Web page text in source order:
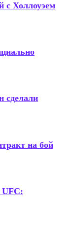
с Холлоуэем
сделали
на бой